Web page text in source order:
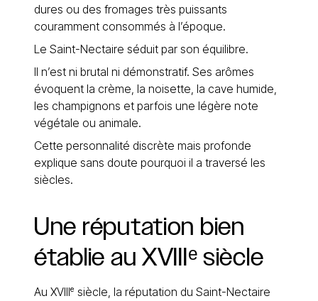
dures ou des fromages très puissants
couramment consommés à l’époque.
Le Saint-Nectaire séduit par son équilibre.
Il n’est ni brutal ni démonstratif. Ses arômes
évoquent la crème, la noisette, la cave humide,
les champignons et parfois une légère note
végétale ou animale.
Cette personnalité discrète mais profonde
explique sans doute pourquoi il a traversé les
siècles.
Une réputation bien
établie au XVIIIᵉsiècle
Au XVIIIᵉ siècle, la réputation du Saint-Nectaire